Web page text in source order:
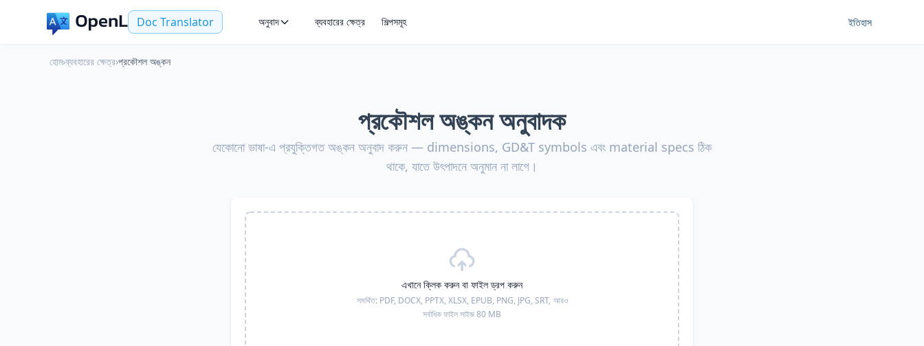
Doc Translator অনুবাদ ব্যবহারের ক্ষেত্র শিল্পসমূহ ইতিহাস
হোম›ব্যবহারের ক্ষেত্র›প্রকৌশল অঙ্কন
প্রকৌশল অঙ্কন অনুবাদক
যেকোনো ভাষা-এ প্রযুক্তিগত অঙ্কন অনুবাদ করুন — dimensions, GD&T symbols এবং material specs ঠিক
থাকে, যাতে উৎপাদনে অনুমান না লাগে।
এখানে ক্লিক করুন বা ফাইল ড্রপ করুন
সমর্থিত: PDF, DOCX, PPTX, XLSX, EPUB, PNG, JPG, SRT, আরও
সর্বাধিক ফাইল সাইজ 80 MB